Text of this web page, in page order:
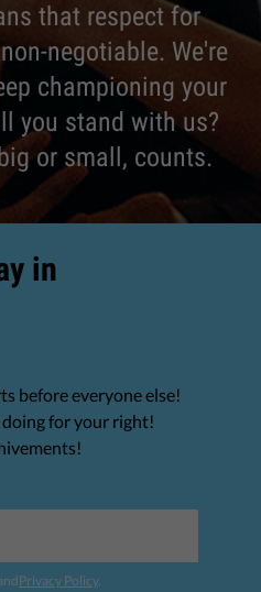
that respect for
negotiable. We're
championing your
you stand with us?
or small, counts.
in
before everyone else!
for your right!
Privacy Policy.